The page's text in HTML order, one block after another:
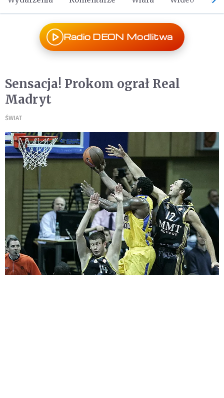
Radio DEON Modlitwa
Sensacja! Prokom ograł Real
Madryt
ŚWIAT